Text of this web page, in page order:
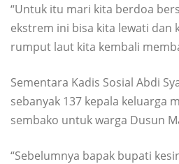
“Untuk itu mari kita berdoa
ekstrem ini bisa kita lewati dan
rumput laut kita kembali
Sementara Kadis Sosial Abdi
sebanyak 137 kepala keluarga
sembako untuk warga Dusun
“Sebelumnya bapak bupati